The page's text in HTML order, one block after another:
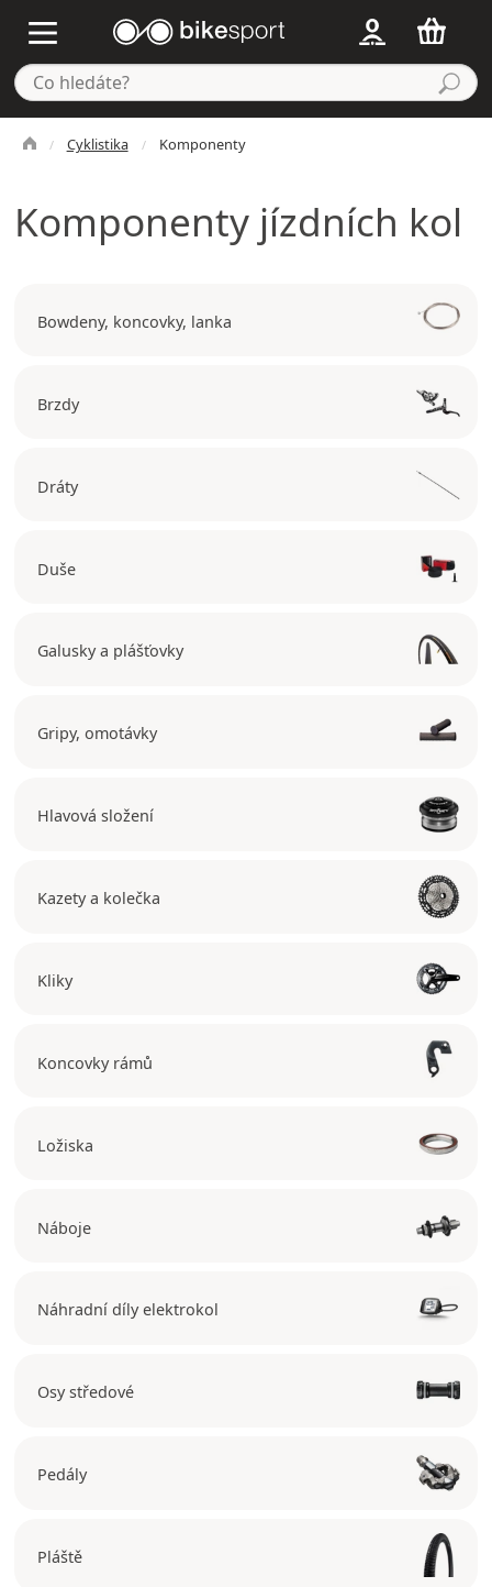
Cyklistika Komponenty
Komponenty jízdních kol
Bowdeny, koncovky, lanka
Brzdy
Dráty
Duše
Galusky a plášťovky
Gripy, omotávky
Hlavová složení
Kazety a kolečka
Kliky
Koncovky rámů
Ložiska
Náboje
Náhradní díly elektrokol
Osy středové
Pedály
Pláště